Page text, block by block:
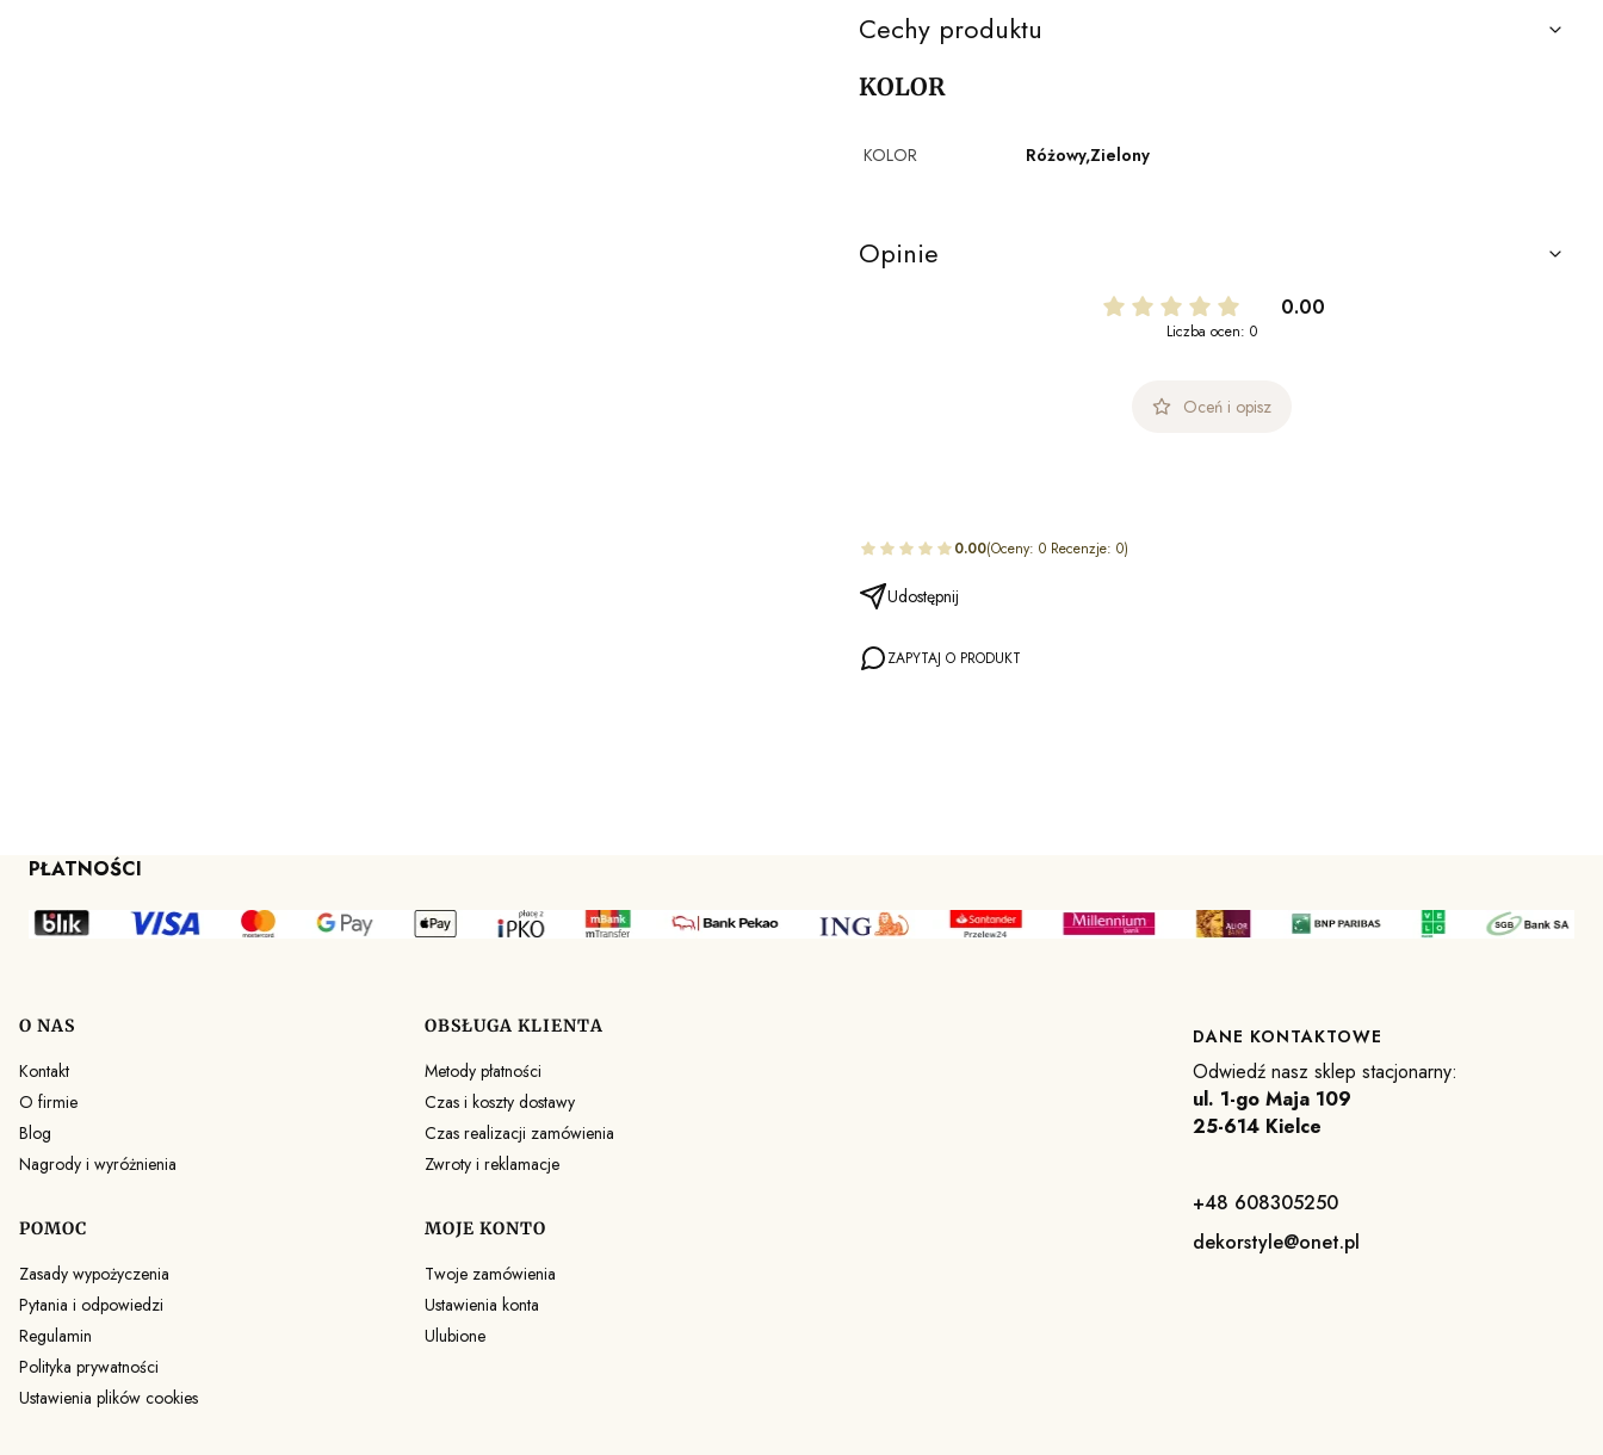
Cechy produktu
KOLOR
KOLOR Różowy,Zielony
Opinie
0.00
Liczba ocen: 0
Oceń i opisz
0.00(Oceny: 0 Recenzje: 0)
Udostępnij
ZAPYTAJ O PRODUKT
PŁATNOŚCI
Linki w stopce
O NAS
Kontakt
O firmie
Blog
Nagrody i wyróżnienia
OBSŁUGA KLIENTA
Metody płatności
Czas i koszty dostawy
Czas realizacji zamówienia
Zwroty i reklamacje
POMOC
Zasady wypożyczenia
Pytania i odpowiedzi
Regulamin
Polityka prywatności
Ustawienia plików cookies
MOJE KONTO
Twoje zamówienia
Ustawienia konta
Ulubione
DANE KONTAKTOWE
Odwiedź nasz sklep stacjonarny:
ul. 1-go Maja 109
25-614 Kielce
+48 608305250
dekorstyle@onet.pl